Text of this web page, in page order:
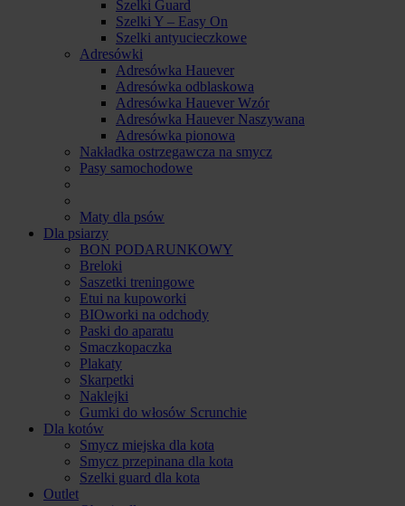
Szelki Guard
Szelki Y – Easy On
Szelki antyucieczkowe
Adresówki
Adresówka Hauever
Adresówka odblaskowa
Adresówka Hauever Wzór
Adresówka Hauever Naszywana
Adresówka pionowa
Nakładka ostrzegawcza na smycz
Pasy samochodowe
Maty dla psów
Dla psiarzy
BON PODARUNKOWY
Breloki
Saszetki treningowe
Etui na kupoworki
BIOworki na odchody
Paski do aparatu
Smaczkopaczka
Plakaty
Skarpetki
Naklejki
Gumki do włosów Scrunchie
Dla kotów
Smycz miejska dla kota
Smycz przepinana dla kota
Szelki guard dla kota
Outlet